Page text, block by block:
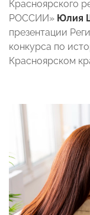
Красноярского
РОССИИ» Юлия
презентации
конкурса по
Красноярском